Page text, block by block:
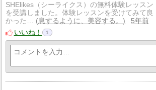
SHElikes（シーライクス）の無料体験レッスン
を受講しました。体験レッスンを受けてみて良
かった…
息するように、美容する。
5年前
いいね！
1